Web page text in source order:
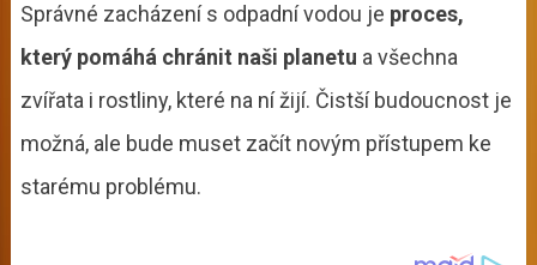
Správné zacházení s odpadní vodou je proces,
který pomáhá chránit naši planetu a všechna
zvířata i rostliny, které na ní žijí. Čistší budoucnost je
možná, ale bude muset začít novým přístupem ke
starému problému.